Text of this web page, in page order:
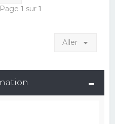
1 sur 1
Aller